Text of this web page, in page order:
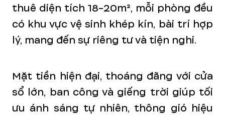
thuê diện tích 18-20m², mỗi phòng đều
có khu vực vệ sinh khép kín, bài trí hợp
lý, mang đến sự riêng tư và tiện nghi.
Mặt tiền hiện đại, thoáng đãng với cửa
sổ lớn, ban công và giếng trời giúp tối
ưu ánh sáng tự nhiên, thông gió hiệu